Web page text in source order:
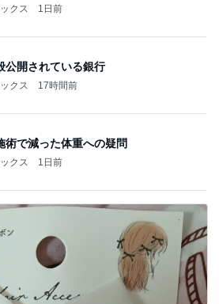
クス 1日前
公開されている銀行
クス 17時間前
術で減った体重への疑問
クス 1日前